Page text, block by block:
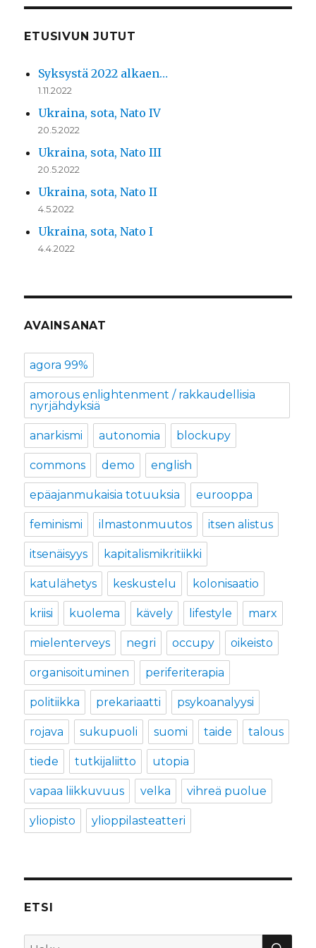
ETUSIVUN JUTUT
Syksystä 2022 alkaen…
1.11.2022
Ukraina, sota, Nato IV
20.5.2022
Ukraina, sota, Nato III
20.5.2022
Ukraina, sota, Nato II
4.5.2022
Ukraina, sota, Nato I
4.4.2022
AVAINSANAT
agora 99%
amorous enlightenment / rakkaudellisia
nyrjähdyksiä
anarkismi autonomia blockupy
commons demo english
epäajanmukaisia totuuksia eurooppa
feminismi ilmastonmuutos itsen alistus
itsenäisyys kapitalismikritiikki
katulähetys keskustelu kolonisaatio
kriisi kuolema kävely lifestyle marx
mielenterveys negri occupy oikeisto
organisoituminen periferiterapia
politiikka prekariaatti psykoanalyysi
rojava sukupuoli suomi taide talous
tiede tutkijaliitto utopia
vapaa liikkuvuus velka vihreä puolue
yliopisto ylioppilasteatteri
ETSI
Etsi: